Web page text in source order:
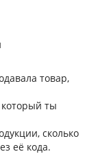
товар,
ты
сколько
её кода.